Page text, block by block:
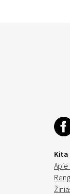
Kita
Apie